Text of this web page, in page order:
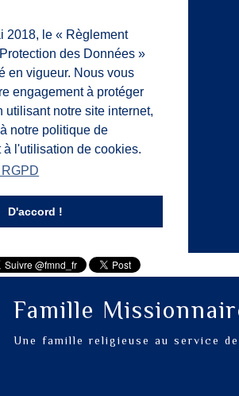
2018, le « Règlement
des Données »
en vigueur. Nous vous
engagement à protéger
utilisant notre site internet,
notre politique de
l'utilisation de cookies.
D'accord !
Famille
Une famille religieuse au service